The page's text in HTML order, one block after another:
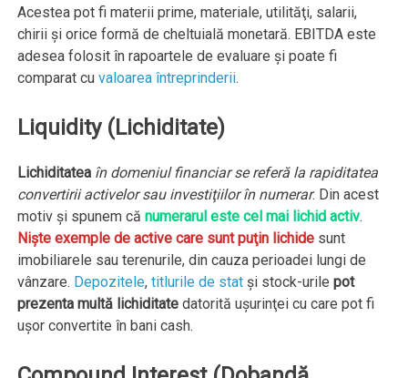
Acestea pot fi materii prime, materiale, utilităţi, salarii,
chirii şi orice formă de cheltuială monetară. EBITDA este
adesea folosit în rapoartele de evaluare şi poate fi
comparat cuvaloarea întreprinderii.
Liquidity (Lichiditate)
Lichiditatea în domeniul financiar se referă la rapiditatea
convertirii activelor sau investiţiilor în numerar. Din acest
motiv şi spunem cănumerarul este cel mai lichid activ.
Nişte exemple de active care sunt puţin lichide sunt
imobiliarele sau terenurile, din cauza perioadei lungi de
vânzare. Depozitele,titlurile de stat şi stock-urilepot
prezenta multă lichiditate datorită uşurinţei cu care pot fi
uşor convertite în bani cash.